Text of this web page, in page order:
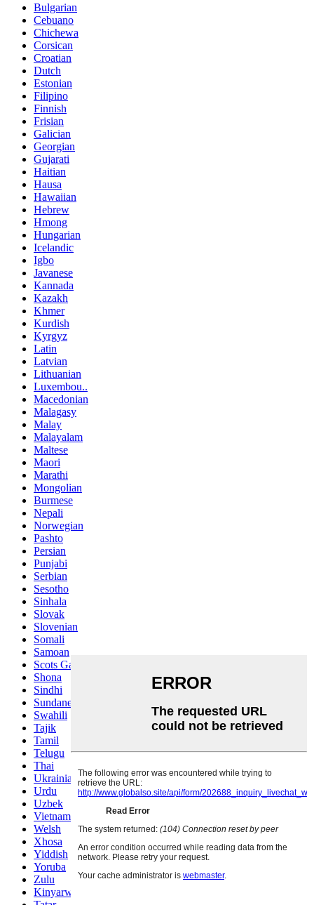
Bulgarian
Cebuano
Chichewa
Corsican
Croatian
Dutch
Estonian
Filipino
Finnish
Frisian
Galician
Georgian
Gujarati
Haitian
Hausa
Hawaiian
Hebrew
Hmong
Hungarian
Icelandic
Igbo
Javanese
Kannada
Kazakh
Khmer
Kurdish
Kyrgyz
Latin
Latvian
Lithuanian
Luxembou..
Macedonian
Malagasy
Malay
Malayalam
Maltese
Maori
Marathi
Mongolian
Burmese
Nepali
Norwegian
Pashto
Persian
Punjabi
Serbian
Sesotho
Sinhala
Slovak
Slovenian
Somali
Samoan
Scots Gaelic
Shona
Sindhi
Sundanese
Swahili
Tajik
Tamil
Telugu
Thai
Ukrainian
Urdu
Uzbek
Vietnamese
Welsh
Xhosa
Yiddish
Yoruba
Zulu
Kinyarwanda